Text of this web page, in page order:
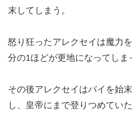
末してしまう。
怒り狂ったアレクセイは魔力
分の1ほどが更地になってしま
その後アレクセイはパイを始
し、皇帝にまで登りつめていた